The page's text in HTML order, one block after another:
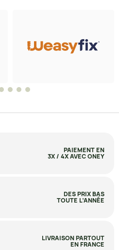
PAIEMENT EN
3X / 4X AVEC ONEY
DES PRIX BAS
TOUTE L’ANNÉE
LIVRAISON PARTOUT
EN FRANCE